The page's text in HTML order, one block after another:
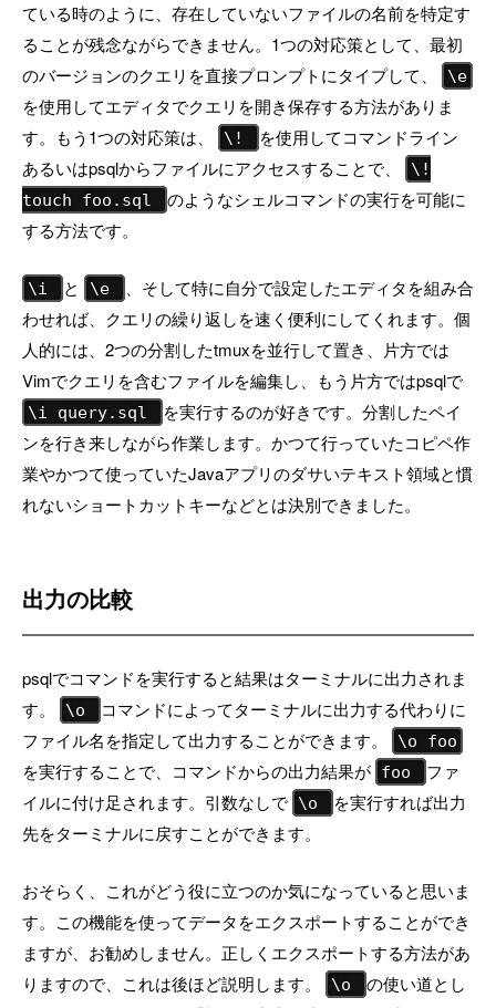
ている時のように、存在していないファイルの名前を特定す
ることが残念ながらできません。1つの対応策として、最初
のバージョンのクエリを直接プロンプトにタイプして、
\e
を使用してエディタでクエリを開き保存する方法がありま
す。もう1つの対応策は、
\!
を使用してコマンドライン
あるいはpsqlからファイルにアクセスすることで、
\!
touch foo.sql
のようなシェルコマンドの実行を可能に
する方法です。
\i と \e
、そして特に自分で設定したエディタを組み合
わせれば、クエリの繰り返しを速く便利にしてくれます。個
人的には、2つの分割したtmuxを並行して置き、片方では
Vimでクエリを含むファイルを編集し、もう片方ではpsqlで
\i query.sql
を実行するのが好きです。分割したペイ
ンを行き来しながら作業します。かつて行っていたコピペ作
業やかつて使っていたJavaアプリのダサいテキスト領域と慣
れないショートカットキーなどとは決別できました。
出力の比較
psqlでコマンドを実行すると結果はターミナルに出力されま
す。
\o
コマンドによってターミナルに出力する代わりに
ファイル名を指定して出力することができます。
\o foo
を実行することで、コマンドからの出力結果が foo
ファ
イルに付け足されます。引数なしで \o
を実行すれば出力
先をターミナルに戻すことができます。
おそらく、これがどう役に立つのか気になっていると思いま
す。この機能を使ってデータをエクスポートすることができ
ますが、お勧めしません。正しくエクスポートする方法があ
りますので、これは後ほど説明します。
\o
の使い道とし